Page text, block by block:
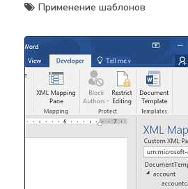
Применение шаблонов